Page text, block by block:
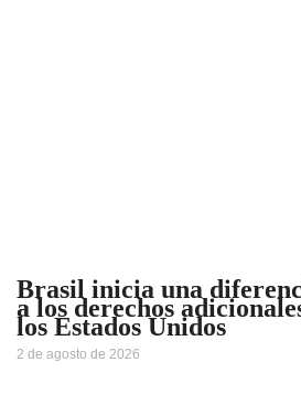
Brasil inicia una
a los derechos
los Estados Unidos
2 de agosto de 2026